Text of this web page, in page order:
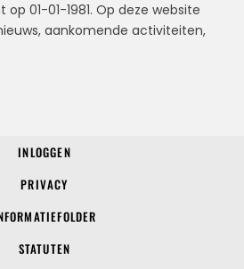
01-01-1981. Op deze website
aankomende activiteiten,
INLOGGEN
PRIVACY
STATUTEN
© 2022 SV Voerendaal